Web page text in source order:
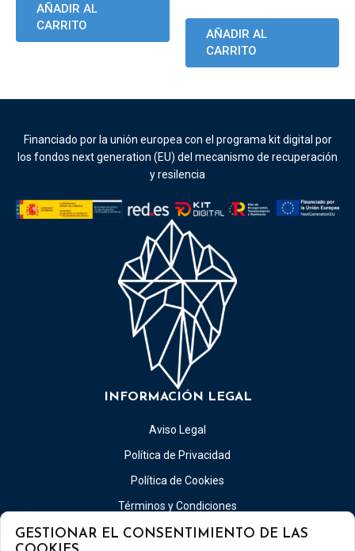
AÑADIR AL
CARRITO
AÑADIR AL
CARRITO
Financiado por la unión europea con el programa kit digital por
los fondos next generation (EU) del mecanismo de recuperación
y resilencia
INFORMACIÓN LEGAL
Aviso Legal
Política de Privacidad
Política de Cookies
Términos y Condiciones
Accesibilidad
GESTIONAR EL CONSENTIMIENTO DE LAS